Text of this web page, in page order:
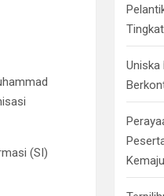
(SI)
Uniska